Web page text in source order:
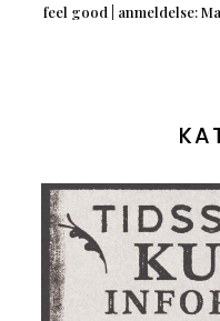
feel good | anmeldelse: